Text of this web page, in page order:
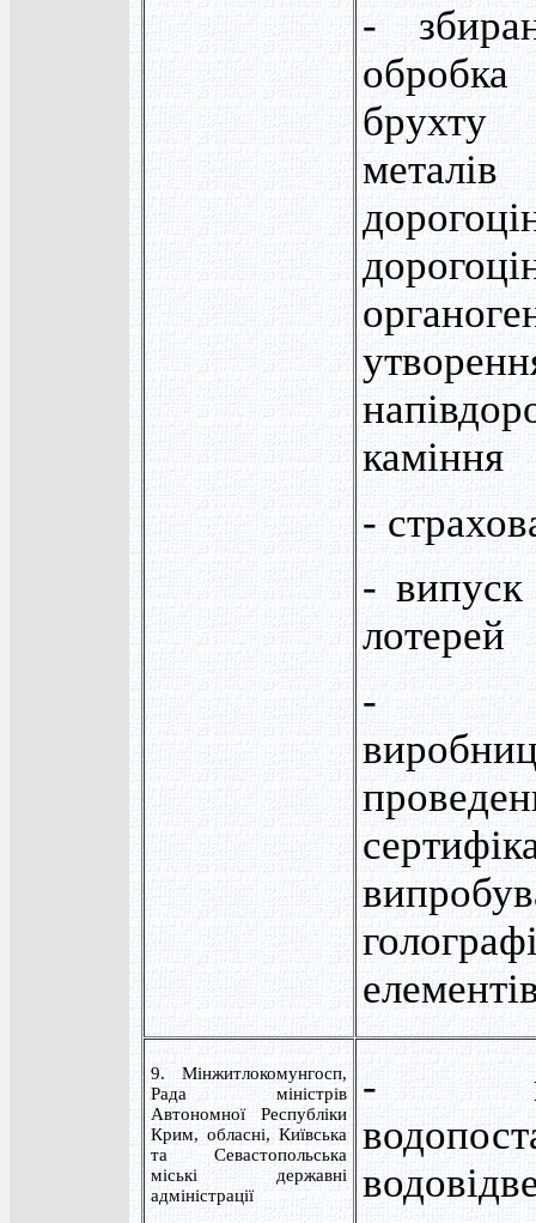
-
брухту
каміння
-
- випуск
лотерей
-
9. Мінжитлокомунгосп,
Рада міністрів
Автономної Республіки
Крим, обласні, Київська
та Севастопольська
міські державні
адміністрації
-